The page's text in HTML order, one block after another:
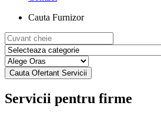
Cauta Furnizor
Servicii pentru firme